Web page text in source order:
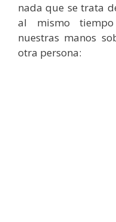
nada que se trata
al mismo
nuestras manos
otra persona: